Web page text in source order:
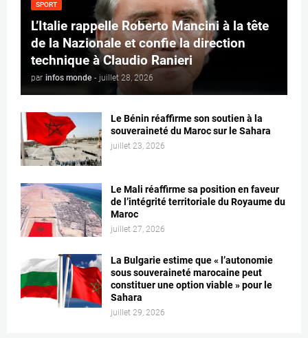
SPORT
L’Italie rappelle Roberto Mancini à la tête
de la Nazionale et confie la direction
technique à Claudio Ranieri
par infos monde - juillet 28, 2026
Le Bénin réaffirme son soutien à la
souveraineté du Maroc sur le Sahara
juillet 23, 2026
Le Mali réaffirme sa position en faveur
de l’intégrité territoriale du Royaume du
Maroc
juillet 27, 2026
La Bulgarie estime que « l’autonomie
sous souveraineté marocaine peut
constituer une option viable » pour le
Sahara
juillet 29, 2026